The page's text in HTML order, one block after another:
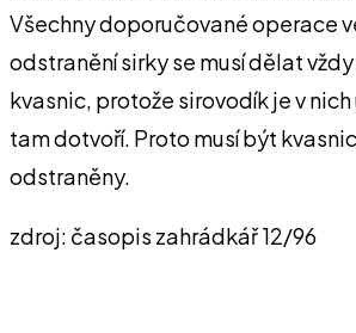
Všechny doporučované operace
odstranění sirky se musí dělat
kvasnic, protože sirovodík je v nich
tam dotvoří. Proto musí být
odstraněny.
zdroj: časopis zahrádkář 12/96